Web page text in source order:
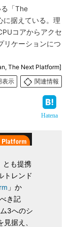
「The
に据えている。理
コアからアクセ
リケーションにつ
The Next Platform]
表示
関連情報
Hatena
とも提携
トレンド
」か
き記
3へのシ
据え、